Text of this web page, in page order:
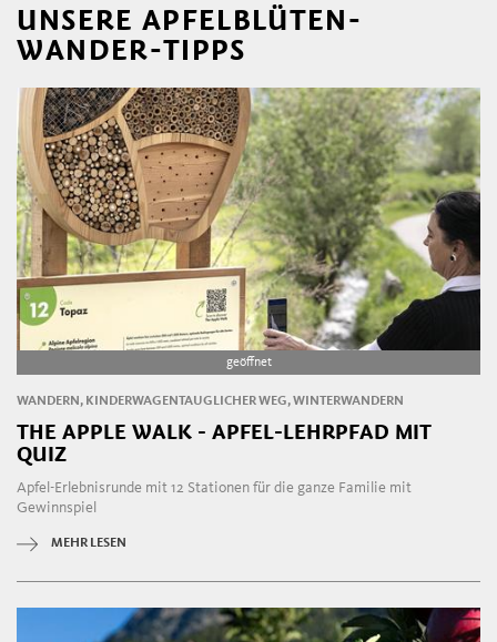
UNSERE APFELBLÜTEN-
WANDER-TIPPS
geöffnet
WANDERN, KINDERWAGENTAUGLICHER WEG, WINTERWANDERN
THE APPLE WALK - APFEL-LEHRPFAD MIT
QUIZ
Apfel-Erlebnisrunde mit 12 Stationen für die ganze Familie mit
Gewinnspiel
MEHR LESEN